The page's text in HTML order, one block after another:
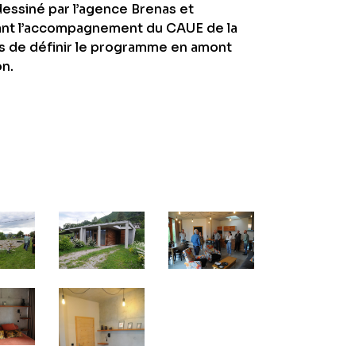
par l’agence Brenas et
l’accompagnement du CAUE de la
de définir le programme en amont